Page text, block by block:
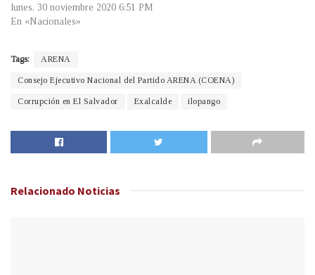
lunes, 30 noviembre 2020 6:51 PM
En «Nacionales»
Tags: ARENA
Consejo Ejecutivo Nacional del Partido ARENA (COENA)
Corrupción en El Salvador Exalcalde ilopango
Relacionado Noticias